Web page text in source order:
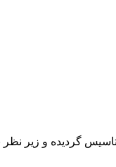
مهدویت صبح عدالت ( مشهد